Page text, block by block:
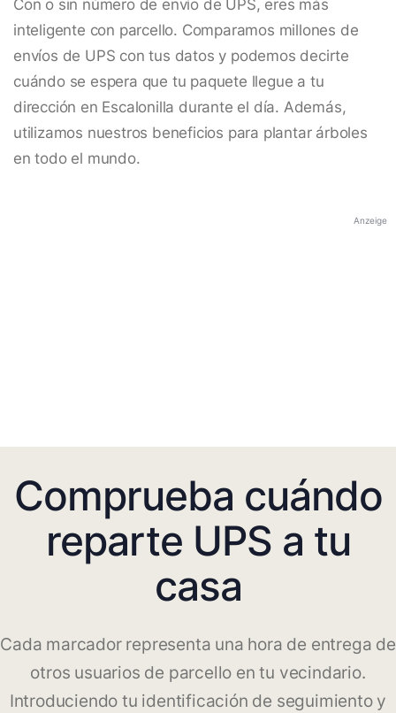
Con o sin número de envío de UPS, eres más
inteligente con parcello. Comparamos millones de
envíos de UPS con tus datos y podemos decirte
cuándo se espera que tu paquete llegue a tu
dirección en Escalonilla durante el día. Además,
utilizamos nuestros beneficios para plantar árboles
en todo el mundo.
Anzeige
Comprueba cuándo
reparte UPS a tu
casa
Cada marcador representa una hora de entrega de
otros usuarios de parcello en tu vecindario.
Introduciendo tu identificación de seguimiento y